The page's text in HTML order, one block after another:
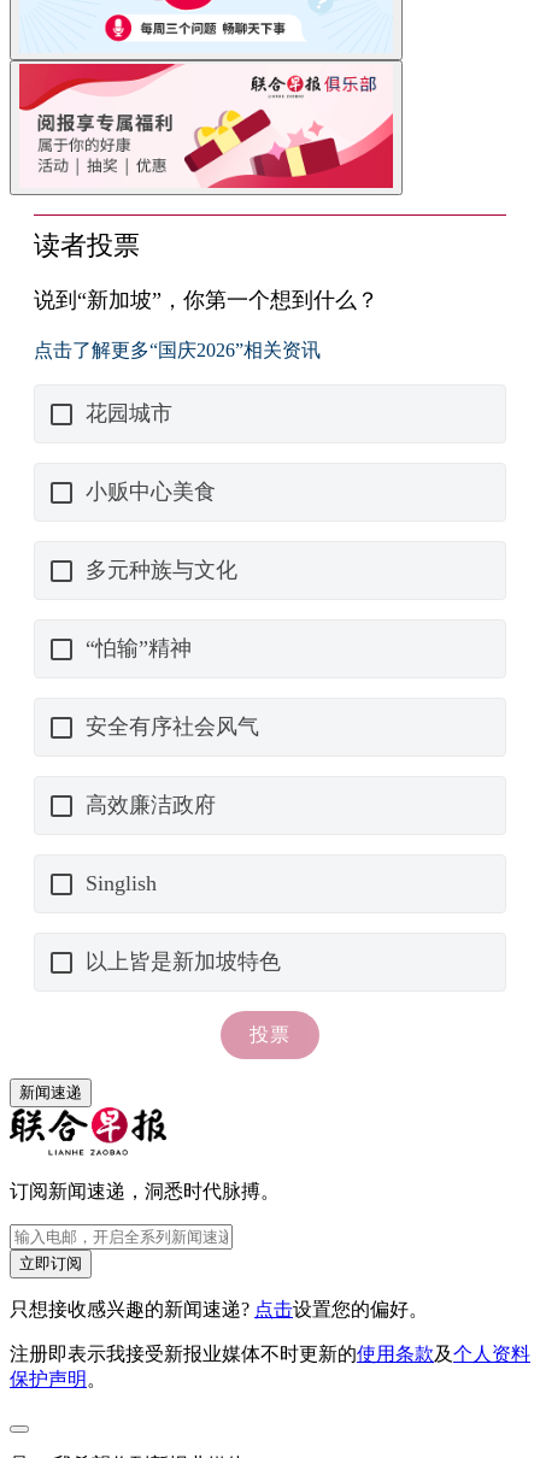
新闻速递
订阅新闻速递，洞悉时代脉搏。
立即订阅
只想接收感兴趣的新闻速递? 点击设置您的偏好。
注册即表示我接受新报业媒体不时更新的使用条款及个人资料
保护声明 。